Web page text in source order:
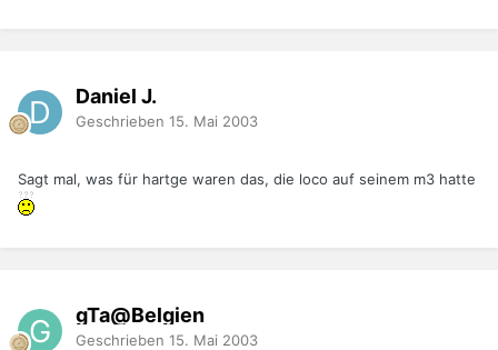
Daniel J.
Geschrieben 15. Mai 2003
Sagt mal, was für hartge waren das, die loco auf seinem m3 hatte
gTa@Belgien
Geschrieben 15. Mai 2003